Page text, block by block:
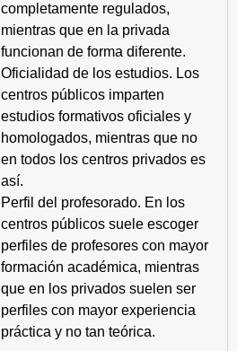
completamente regulados,
mientras que en la privada
funcionan de forma diferente.
Oficialidad de los estudios. Los
centros públicos imparten
estudios formativos oficiales y
homologados, mientras que no
en todos los centros privados es
así.
Perfil del profesorado. En los
centros públicos suele escoger
perfiles de profesores con mayor
formación académica, mientras
que en los privados suelen ser
perfiles con mayor experiencia
práctica y no tan teórica.